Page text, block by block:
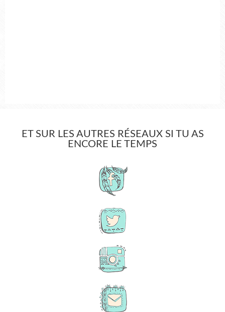
ET SUR LES AUTRES RÉSEAUX SI TU AS
ENCORE LE TEMPS